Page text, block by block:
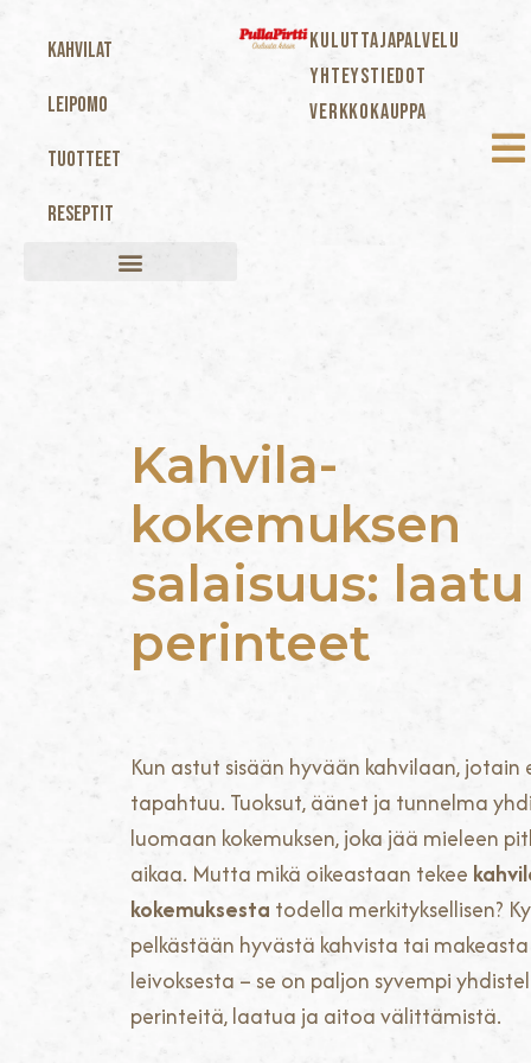
Kahvilat
Leipomo
Tuotteet
Reseptit
KULUTTAJAPALVELU
YHTEYSTIEDOT
VERKKOKAUPPA
Kahvila-
kokemuksen
salaisuus:
perinteet
Kun astut sisään hyvään kahvilaan, jotain
tapahtuu. Tuoksut, äänet ja tunnelma
luomaan kokemuksen, joka jää mieleen
aikaa. Mutta mikä oikeastaan tekee
kokemuksesta todella merkityksellisen?
pelkästään hyvästä kahvista tai makeasta
leivoksesta – se on paljon syvempi
perinteitä, laatua ja aitoa välittämistä.